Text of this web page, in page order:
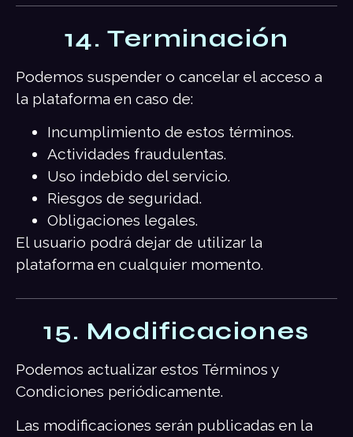
14. Terminación
Podemos suspender o cancelar el acceso a
la plataforma en caso de:
Incumplimiento de estos términos.
Actividades fraudulentas.
Uso indebido del servicio.
Riesgos de seguridad.
Obligaciones legales.
El usuario podrá dejar de utilizar la
plataforma en cualquier momento.
15. Modificaciones
Podemos actualizar estos Términos y
Condiciones periódicamente.
Las modificaciones serán publicadas en la